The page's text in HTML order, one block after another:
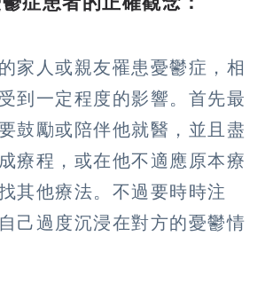
家人或親友罹患憂鬱症，相
到一定程度的影響。首先最
鼓勵或陪伴他就醫，並且盡
療程，或在他不適應原本療
其他療法。不過要時時注
己過度沉浸在對方的憂鬱情